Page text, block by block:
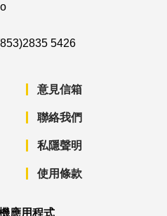
5426
意見信箱
聯絡我們
私隱聲明
使用條款
應用程式